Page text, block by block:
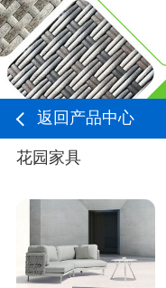
返回产品中心
花园家具